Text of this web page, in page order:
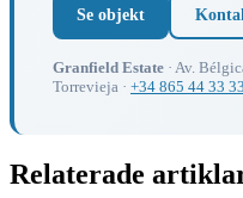
Se objekt
Granfield Estate · Av.
Torrevieja · +34 865 44 33 33
Relaterade